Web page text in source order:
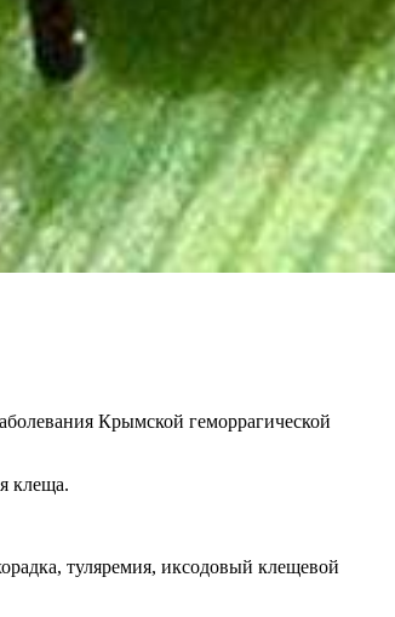
Крымской геморрагической
клеща.
туляремия, иксодовый клещевой